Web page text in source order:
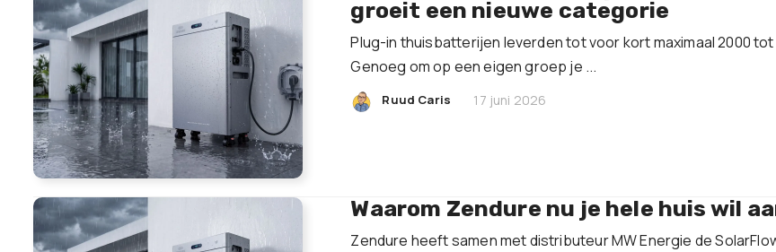
groeit een nieuwe categorie
Plug-in thuisbatterijen leverden tot voor kort maximaal 2000 tot
Genoeg om op een eigen groep je ...
Ruud Caris 17 juni 2026
Waarom Zendure nu je hele huis wil
Zendure heeft samen met distributeur MW Energie de